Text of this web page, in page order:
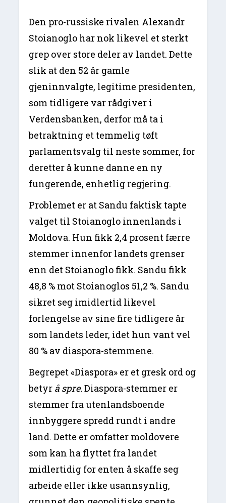
Den pro-russiske rivalen Alexandr
Stoianoglo har nok likevel et sterkt
grep over store deler av landet. Dette
slik at den 52 år gamle
gjeninnvalgte, legitime presidenten,
som tidligere var rådgiver i
Verdensbanken, derfor må ta i
betraktning et temmelig tøft
parlamentsvalg til neste sommer, for
deretter å kunne danne en ny
fungerende, enhetlig regjering.
Problemet er at Sandu faktisk tapte
valget til Stoianoglo innenlands i
Moldova. Hun fikk 2,4 prosent færre
stemmer innenfor landets grenser
enn det Stoianoglo fikk. Sandu fikk
48,8 % mot Stoianoglos 51,2 %. Sandu
sikret seg imidlertid likevel
forlengelse av sine fire tidligere år
som landets leder, idet hun vant vel
80 % av diaspora-stemmene.
Begrepet «Diaspora» er et gresk ord og
betyr å spre.Diaspora-stemmer er
stemmer fra utenlandsboende
innbyggere spredd rundt i andre
land. Dette er omfatter moldovere
som kan ha flyttet fra landet
midlertidig for enten å skaffe seg
arbeide eller ikke usannsynlig,